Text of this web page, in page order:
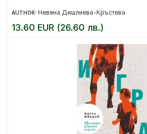
AUTHOR: Невена Дишлиева-Кръстева
13.60 EUR (26.60 лв.)